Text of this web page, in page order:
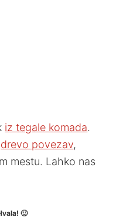
iz tegale komada.
drevo povezav,
mestu. Lahko nas
🙂